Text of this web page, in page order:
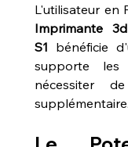
L'utilisateur en
Imprimante
S1 bénéficie
supporte les
nécessiter
supplémentaire.